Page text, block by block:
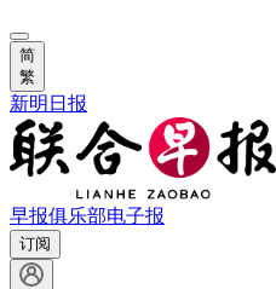
简
繁
新明日报
早报俱乐部电子报
订阅